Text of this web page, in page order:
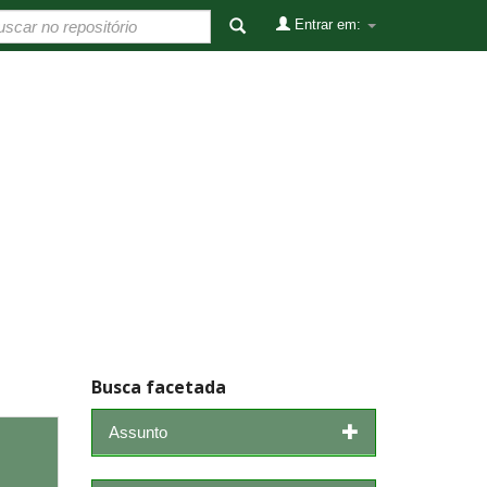
Entrar em:
Busca facetada
Assunto